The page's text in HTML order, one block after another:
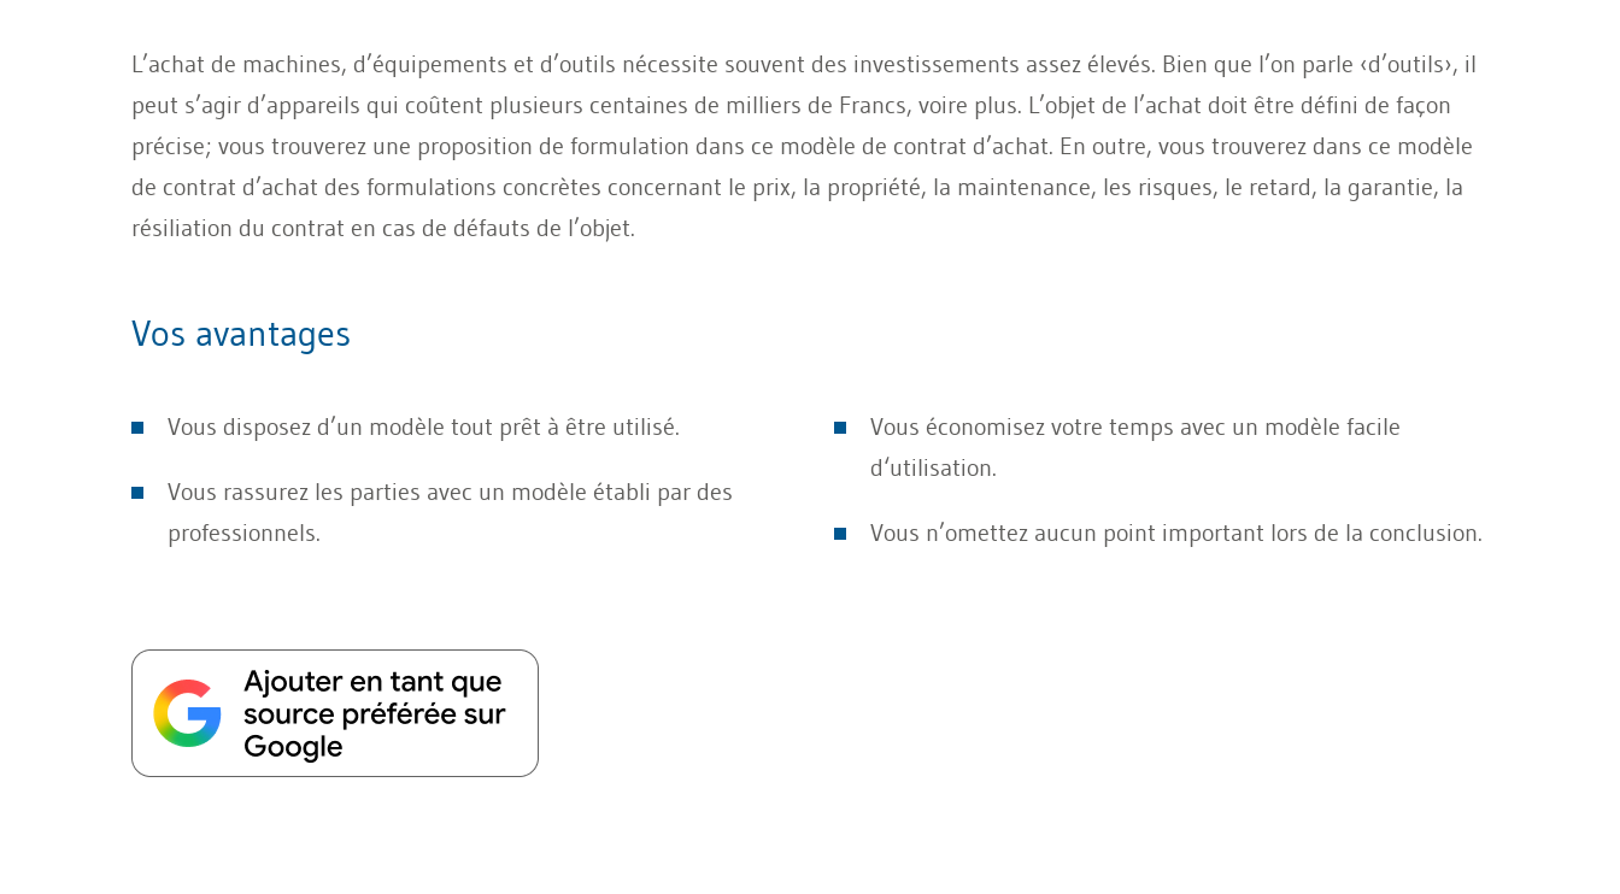
L’achat de machines, d’équipements et d’outils nécessite souvent des investissements assez élevés. Bien que l’on parle ‹d’outils›, il
peut s’agir d’appareils qui coûtent plusieurs centaines de milliers de Francs, voire plus. L’objet de l’achat doit être défini de façon
précise; vous trouverez une proposition de formulation dans ce modèle de contrat d’achat. En outre, vous trouverez dans ce modèle
de contrat d’achat des formulations concrètes concernant le prix, la propriété, la maintenance, les risques, le retard, la garantie, la
résiliation du contrat en cas de défauts de l’objet.
Vos avantages
Vous disposez d’un modèle tout prêt à être utilisé.
Vous rassurez les parties avec un modèle établi par des
professionnels.
Vous économisez votre temps avec un modèle facile
d‘utilisation.
Vous n’omettez aucun point important lors de la conclusion.